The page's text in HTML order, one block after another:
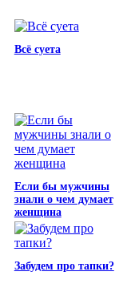
Всё суета
Если бы мужчины
знали о чем думает
женщина
Забудем про тапки?